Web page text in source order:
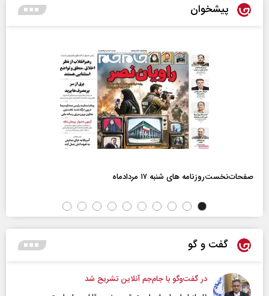
پیشخوان
صفحات‌نخست‌روزنامه ها‌ی شنبه ۱۷ مردادماه
گفت و گو
در گفت‌و‌گو با جام‌جم آنلاین تشریح شد